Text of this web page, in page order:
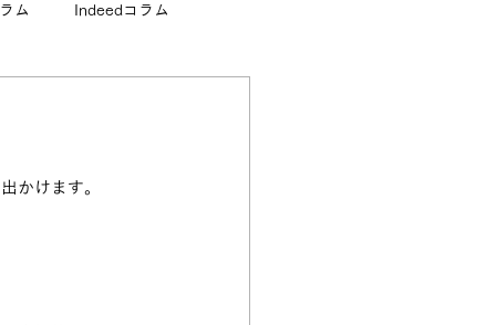
ム Indeedコラム
かけます。